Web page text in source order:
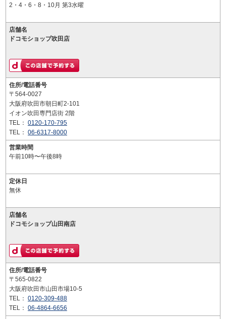
2・4・6・8・10月 第3水曜
店舗名
ドコモショップ吹田店
住所/電話番号
〒564-0027
大阪府吹田市朝日町2-101
イオン吹田専門店街 2階
TEL： 0120-170-795
TEL： 06-6317-8000
営業時間
午前10時〜午後8時
定休日
無休
店舗名
ドコモショップ山田南店
住所/電話番号
〒565-0822
大阪府吹田市山田市場10-5
TEL： 0120-309-488
TEL： 06-4864-6656